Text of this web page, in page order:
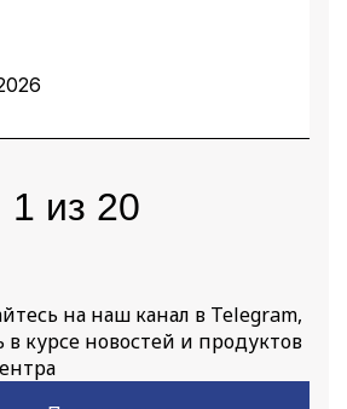
для кондитеров —
помогает архитектору
на всех этапах: от
1 из 20
на наш канал в Telegram,
курсе новостей и продуктов